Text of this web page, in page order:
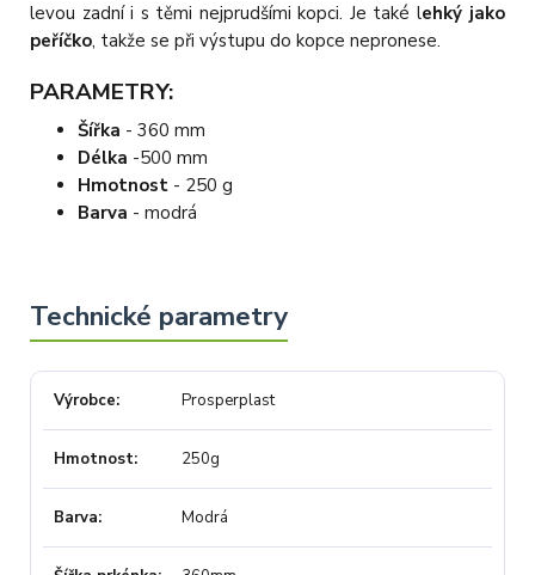
levou zadní i s těmi nejprudšími kopci. Je také lehký jako
peříčko, takže se při výstupu do kopce nepronese.
PARAMETRY:
Šířka - 360 mm
Délka -500 mm
Hmotnost - 250 g
Barva - modrá
Výrobce Prosperplast
Hmotnost 250g
Barva Modrá